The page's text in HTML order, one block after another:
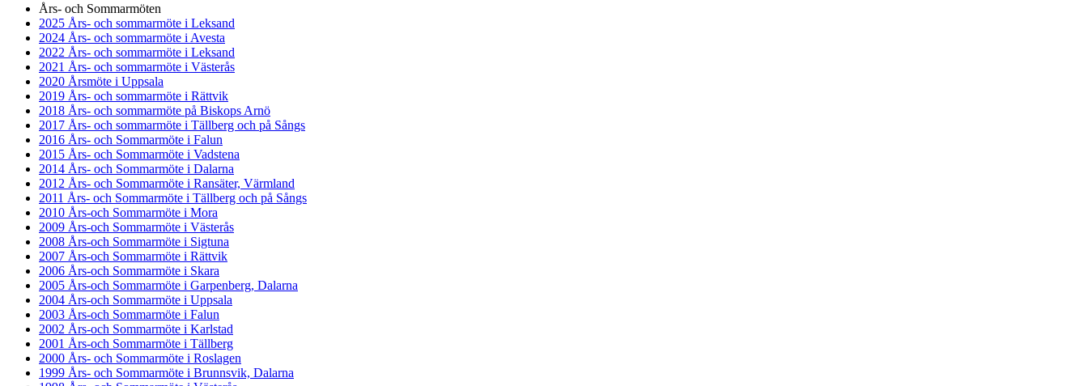
Års- och Sommarmöten
2025 Års- och sommarmöte i Leksand
2024 Års- och sommarmöte i Avesta
2022 Års- och sommarmöte i Leksand
2021 Års- och sommarmöte i Västerås
2020 Årsmöte i Uppsala
2019 Års- och sommarmöte i Rättvik
2018 Års- och sommarmöte på Biskops Arnö
2017 Års- och sommarmöte i Tällberg och på Sångs
2016 Års- och Sommarmöte i Falun
2015 Års- och Sommarmöte i Vadstena
2014 Års- och Sommarmöte i Dalarna
2012 Års- och Sommarmöte i Ransäter, Värmland
2011 Års- och Sommarmöte i Tällberg och på Sångs
2010 Års-och Sommarmöte i Mora
2009 Års-och Sommarmöte i Västerås
2008 Års-och Sommarmöte i Sigtuna
2007 Års-och Sommarmöte i Rättvik
2006 Års-och Sommarmöte i Skara
2005 Års-och Sommarmöte i Garpenberg, Dalarna
2004 Års-och Sommarmöte i Uppsala
2003 Års-och Sommarmöte i Falun
2002 Års-och Sommarmöte i Karlstad
2001 Års-och Sommarmöte i Tällberg
2000 Års- och Sommarmöte i Roslagen
1999 Års- och Sommarmöte i Brunnsvik, Dalarna